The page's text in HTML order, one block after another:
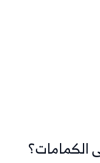
الكمامات؟